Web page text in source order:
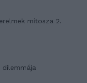
mítosza 2.
dilemmája